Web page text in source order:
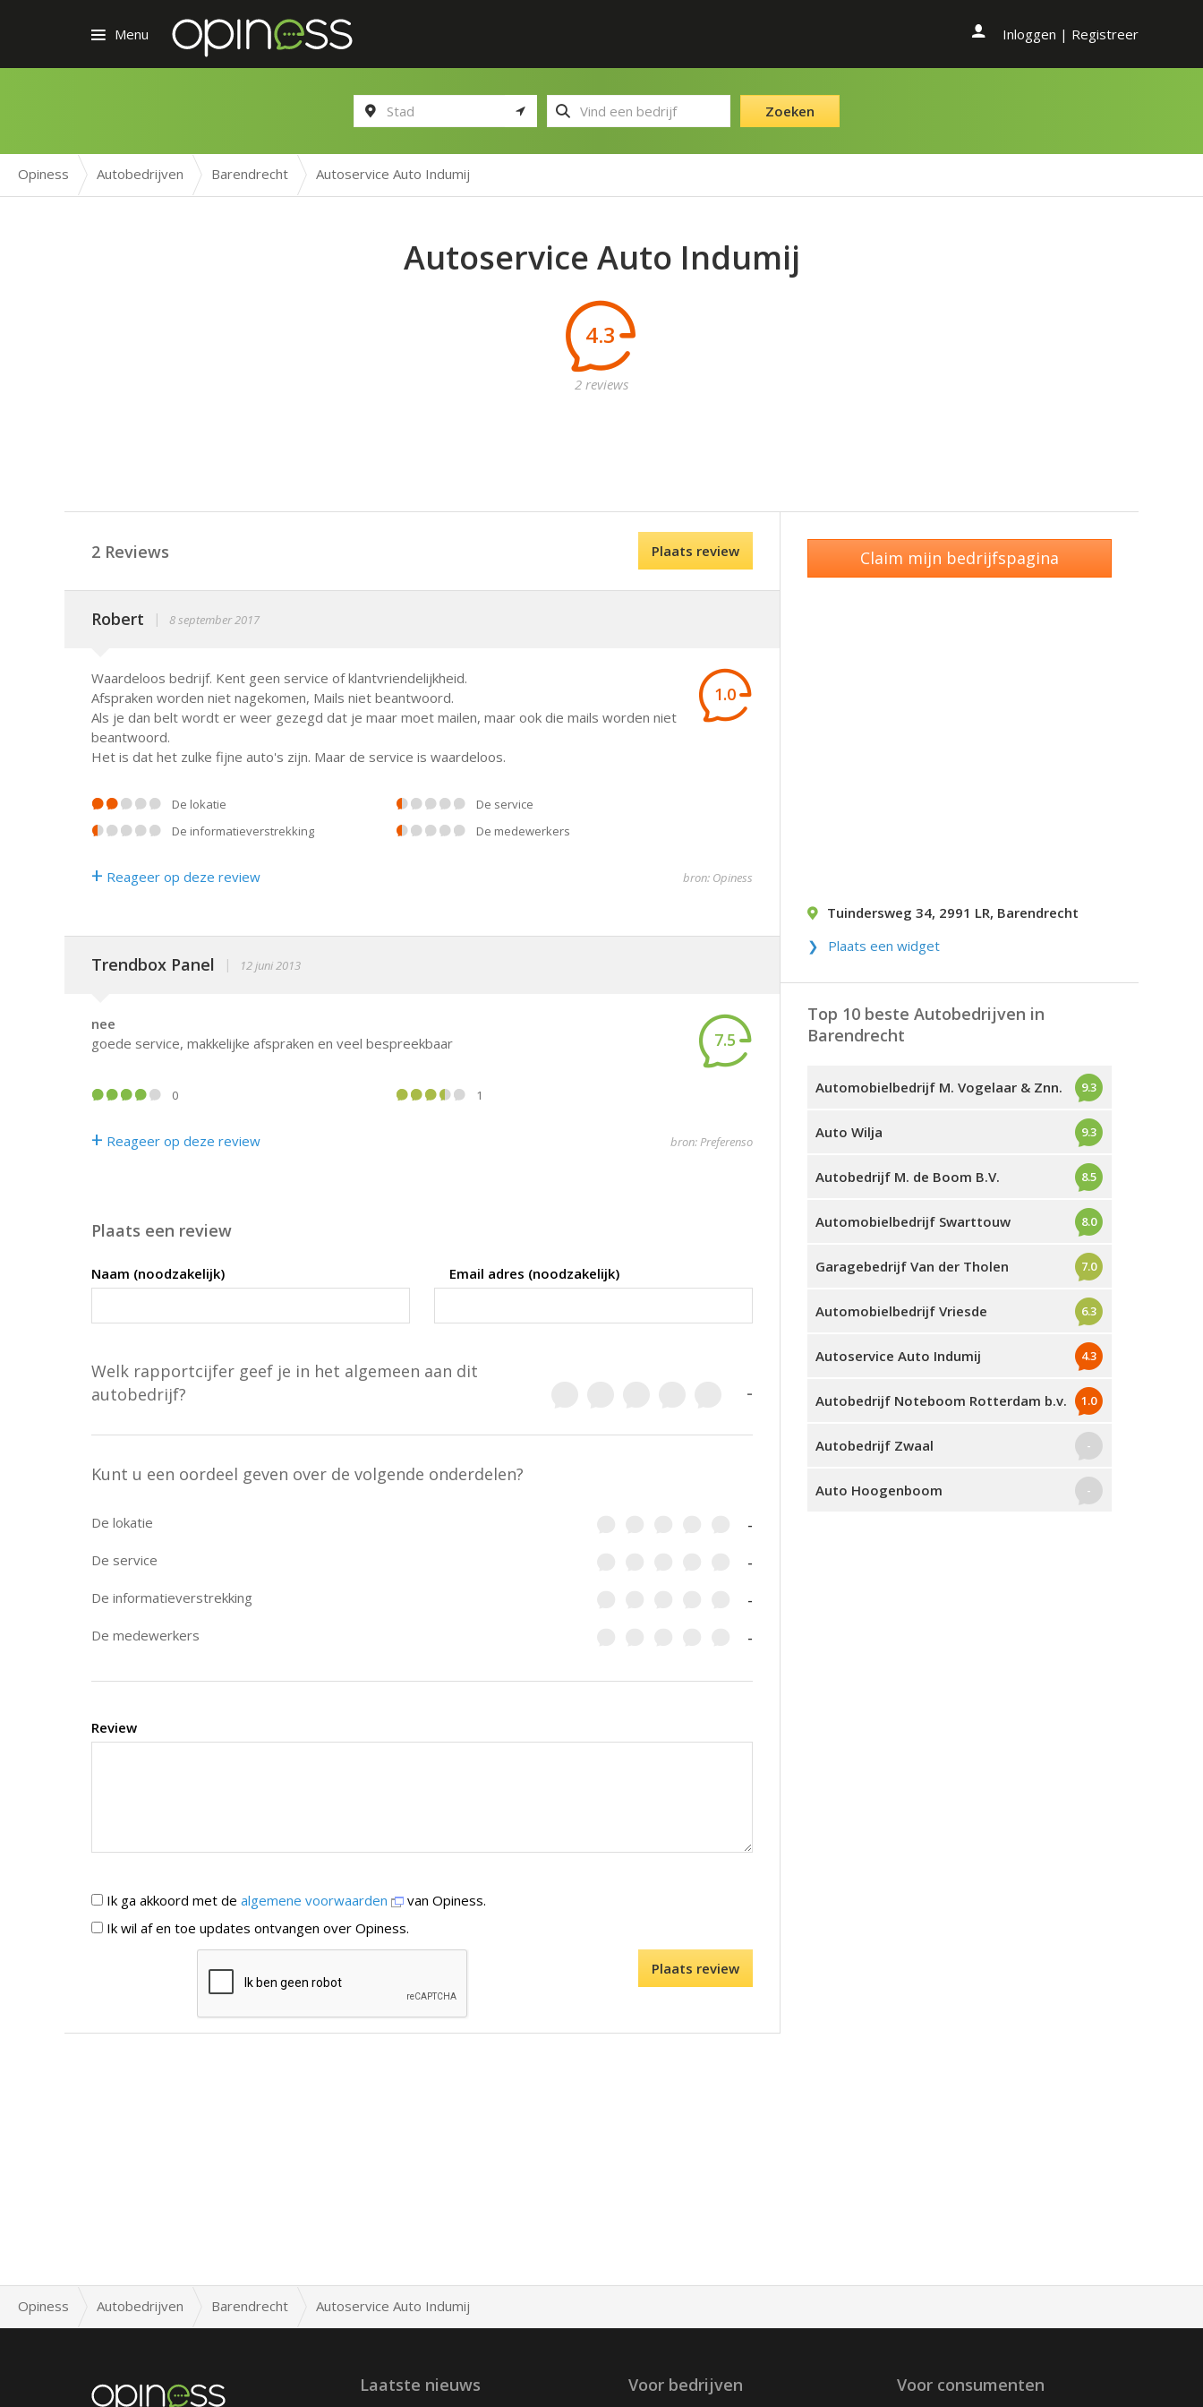
Menu Inloggen | Registreer
Zoeken
Opiness Autobedrijven Barendrecht Autoservice Auto Indumij
Autoservice Auto Indumij
4.3
2 reviews
2 Reviews Plaats review
Robert | 8 september 2017
Waardeloos bedrijf. Kent geen service of klantvriendelijkheid.
Afspraken worden niet nagekomen, Mails niet beantwoord.
Als je dan belt wordt er weer gezegd dat je maar moet mailen, maar ook die mails worden niet
beantwoord.
Het is dat het zulke fijne auto's zijn. Maar de service is waardeloos.
1.0
De lokatie
De service
De informatieverstrekking
De medewerkers
+ Reageer op deze review bron: Opiness
Trendbox Panel | 12 juni 2013
nee
goede service, makkelijke afspraken en veel bespreekbaar
7.5
0 1
+ Reageer op deze review bron: Preferenso
Plaats een review
Naam (noodzakelijk) Email adres (noodzakelijk)
Welk rapportcijfer geef je in het algemeen aan dit
autobedrijf?
-
Kunt u een oordeel geven over de volgende onderdelen?
De lokatie
-
De service
-
De informatieverstrekking
-
De medewerkers
-
Review
Ik ga akkoord met de algemene voorwaarden
van Opiness.
Ik wil af en toe updates ontvangen over Opiness.
Claim mijn bedrijfspagina
Tuindersweg 34, 2991 LR, Barendrecht
Plaats een widget
Top 10 beste Autobedrijven in
Barendrecht
Automobielbedrijf M. Vogelaar & Znn. 9.3
Auto Wilja 9.3
Autobedrijf M. de Boom B.V. 8.5
Automobielbedrijf Swarttouw 8.0
Garagebedrijf Van der Tholen 7.0
Automobielbedrijf Vriesde 6.3
Autoservice Auto Indumij 4.3
Autobedrijf Noteboom Rotterdam b.v. 1.0
Autobedrijf Zwaal -
Auto Hoogenboom -
Opiness Autobedrijven Barendrecht Autoservice Auto Indumij
Laatste nieuws Voor bedrijven Voor consumenten